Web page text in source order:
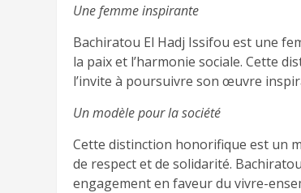
Une femme inspirante
Bachiratou El Hadj Issifou est une
la paix et l’harmonie sociale. Cette
l’invite à poursuivre son œuvre
Un modèle pour la société
Cette distinction honorifique est un
de respect et de solidarité.
engagement en faveur du vivre-